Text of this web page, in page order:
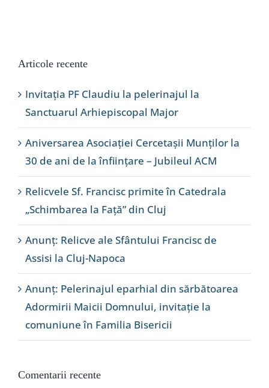
Articole recente
Invitația PF Claudiu la pelerinajul la
Sanctuarul Arhiepiscopal Major
Aniversarea Asociației Cercetașii Munților la
30 de ani de la înființare – Jubileul ACM
Relicvele Sf. Francisc primite în Catedrala
„Schimbarea la Față” din Cluj
Anunț: Relicve ale Sfântului Francisc de
Assisi la Cluj-Napoca
Anunț: Pelerinajul eparhial din sărbătoarea
Adormirii Maicii Domnului, invitație la
comuniune în Familia Bisericii
Comentarii recente